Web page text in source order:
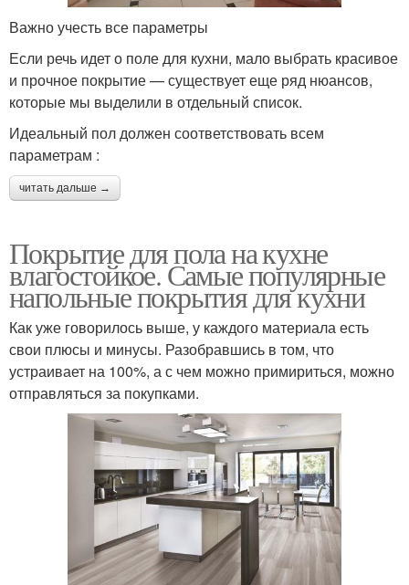
Важно учесть все параметры
Если речь идет о поле для кухни, мало выбрать красивое
и прочное покрытие — существует еще ряд нюансов,
которые мы выделили в отдельный список.
Идеальный пол должен соответствовать всем
параметрам :
читать дальше →
Покрытие для пола на кухне
влагостойкое. Самые популярные
напольные покрытия для кухни
Как уже говорилось выше, у каждого материала есть
свои плюсы и минусы. Разобравшись в том, что
устраивает на 100%, а с чем можно примириться, можно
отправляться за покупками.